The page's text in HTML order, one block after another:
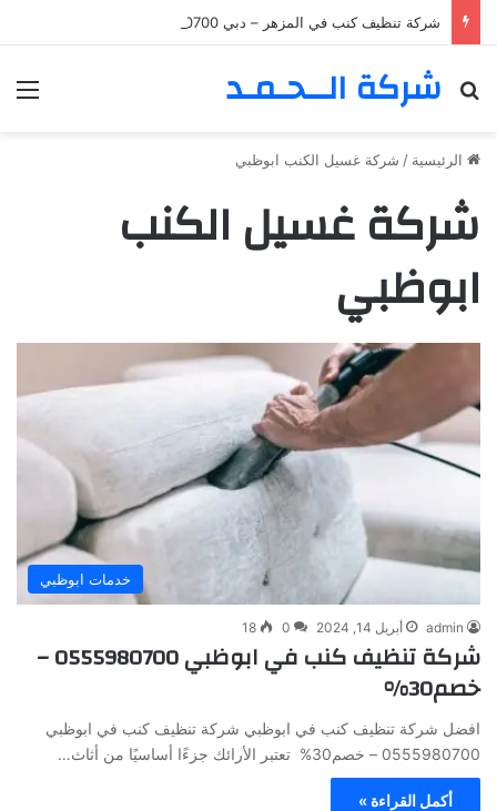
شركة تنظيف كنب في المزهر – دبي 0555980700 – خصم30%
شركة الــحـمـد
بحث عن
الرئيسية / شركة غسيل الكنب ابوظبي
شركة غسيل الكنب
ابوظبي
خدمات ابوظبي
admin أبريل 14, 2024 0
18
شركة تنظيف كنب في ابوظبي 0555980700 –
خصم30%
افضل شركة تنظيف كنب في ابوظبي شركة تنظيف كنب في ابوظبي
0555980700 – خصم30% تعتبر الأرائك جزءًا أساسيًا من أثاث…
أكمل القراءة »